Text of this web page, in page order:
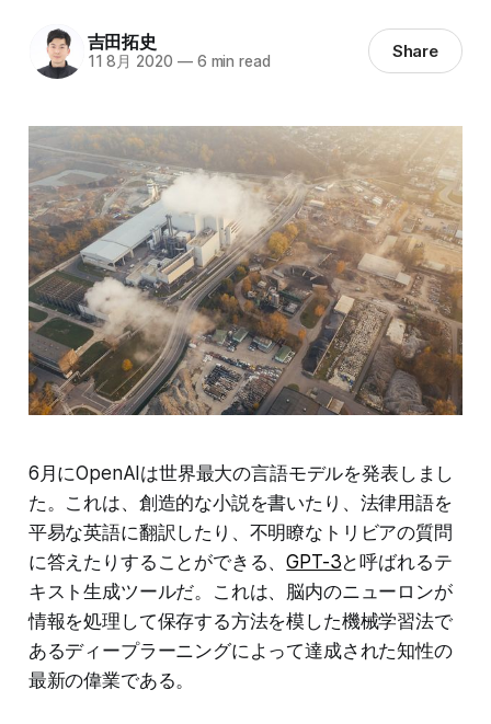
吉田拓史
11 8月 2020 —6 min read Share
6月にOpenAIは世界最大の言語モデルを発表しまし
た。これは、創造的な小説を書いたり、法律用語を
平易な英語に翻訳したり、不明瞭なトリビアの質問
に答えたりすることができる、GPT-3と呼ばれるテ
キスト生成ツールだ。これは、脳内のニューロンが
情報を処理して保存する方法を模した機械学習法で
あるディープラーニングによって達成された知性の
最新の偉業である。